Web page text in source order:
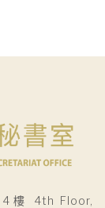
樓 4th Floor,